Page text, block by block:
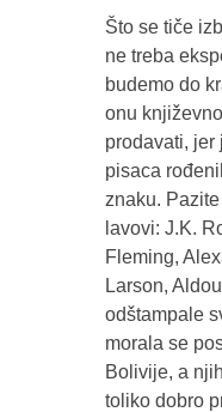
Što se tiče
ne treba
budemo do
onu
prodavati, jer
pisaca
znaku.
lavovi: J.K.
Fleming,
Larson,
odštampale
morala se
Bolivije, a
toliko dobro